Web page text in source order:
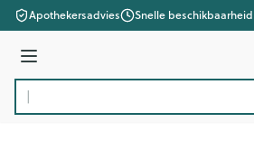
Ga naar de inhoud
Apothekersadvies Snelle beschikbaarheid
Menu
Product, merk, categorie...